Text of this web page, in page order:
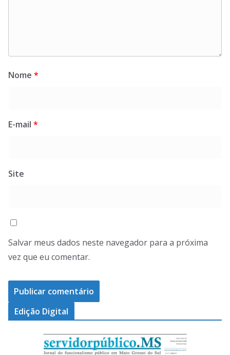
Nome *
E-mail *
Site
Salvar meus dados neste navegador para a próxima
vez que eu comentar.
Edição Digital